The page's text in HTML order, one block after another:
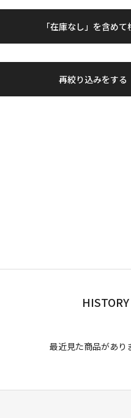
「在庫なし」を含めて
再絞り込みをする
HISTORY
最近見た商品があり